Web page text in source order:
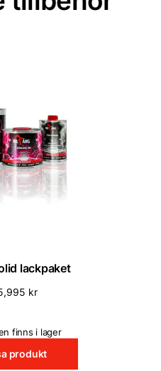
lackpaket
kr
finns i lager
produkt